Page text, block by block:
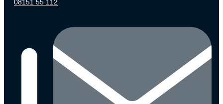
08151 55 112